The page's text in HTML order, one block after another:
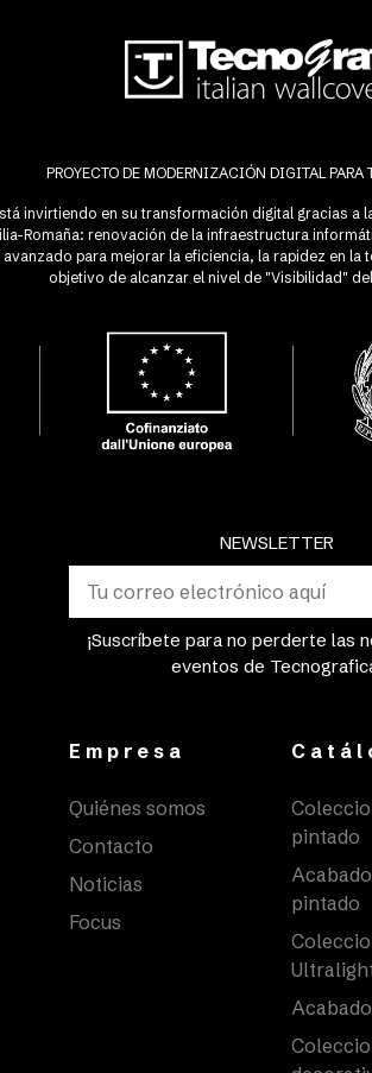
PROYECTO DE MODERNIZACIÓN DIGITAL PARA
invirtiendo en su transformación digital gracias a
Romaña: renovación de la infraestructura
avanzado para mejorar la eficiencia, la rapidez en
objetivo de alcanzar el nivel de "Visibilidad"
NEWSLETTER
¡Suscríbete para no perderte las
eventos de
Empresa
Quiénes somos
Contacto
Noticias
Focus
pintado
pintado